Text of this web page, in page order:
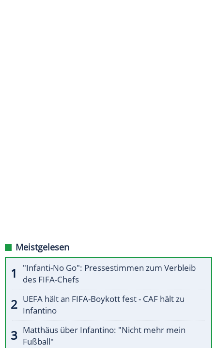
Meistgelesen
"Infanti-No Go": Pressestimmen zum Verbleib
des FIFA-Chefs
UEFA hält an FIFA-Boykott fest - CAF hält zu
Infantino
Matthäus über Infantino: "Nicht mehr mein
Fußball"